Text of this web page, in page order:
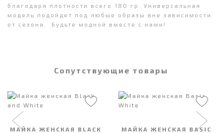
благодаря плотности всего 180 гр. Универсальная
модель подойдет под любые образы вне зависимости
от сезона. Будьте модной вместе с нами!
Сопутствующие товары
МАЙКА ЖЕНСКАЯ BLACK
МАЙКА ЖЕНСКАЯ BASIC